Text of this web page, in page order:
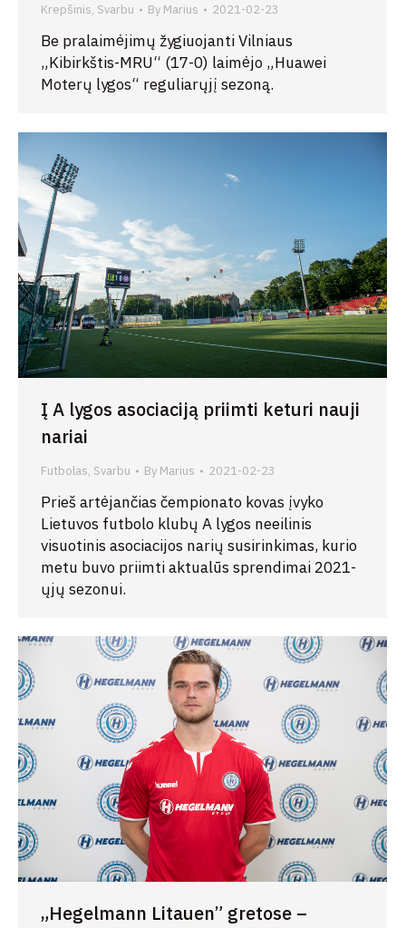
Krepšinis, Svarbu By Marius 2021-02-23
Be pralaimėjimų žygiuojanti Vilniaus
„Kibirkštis-MRU“ (17-0) laimėjo „Huawei
Moterų lygos“ reguliarųjį sezoną.
Į A lygos asociaciją priimti keturi nauji
nariai
Futbolas, Svarbu By Marius 2021-02-23
Prieš artėjančias čempionato kovas įvyko
Lietuvos futbolo klubų A lygos neeilinis
visuotinis asociacijos narių susirinkimas, kurio
metu buvo priimti aktualūs sprendimai 2021-
ųjų sezonui.
„Hegelmann Litauen” gretose –